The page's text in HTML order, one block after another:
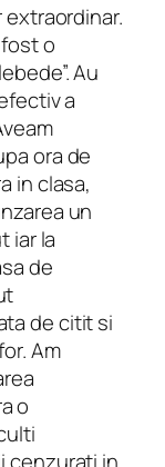
extraordinar.
o
Au
a
ora de
in clasa,
un
iar la
de
de citit si
Am
o
cenzurati in